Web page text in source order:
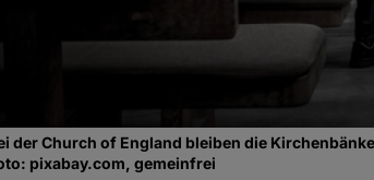
der Church of England bleiben die
pixabay.com, gemeinfrei